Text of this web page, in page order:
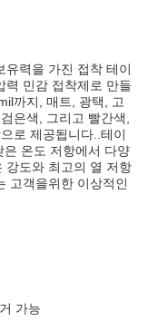
유력을 가진 접착 테이
력 민감 접착제로 만들
까지, 매트, 광택, 고
은색, 그리고 빨간색,
로 제공됩니다..테이
온도 저항에서 다양
강도와 최고의 열 저항
고객을위한 이상적인
가능